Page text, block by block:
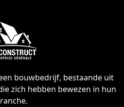
bouwbedrijf, bestaande uit
zich hebben bewezen in hun